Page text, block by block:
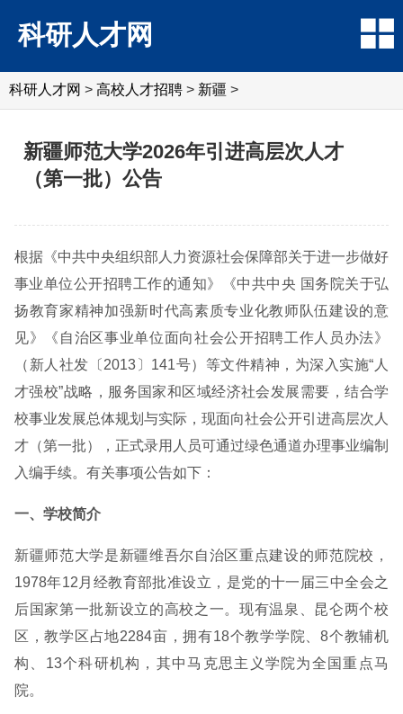
科研人才网
科研人才网 > 高校人才招聘 > 新疆 >
新疆师范大学2026年引进高层次人才
（第一批）公告
根据《中共中央组织部人力资源社会保障部关于进一步做好
事业单位公开招聘工作的通知》《中共中央 国务院关于弘
扬教育家精神加强新时代高素质专业化教师队伍建设的意
见》《自治区事业单位面向社会公开招聘工作人员办法》
（新人社发〔2013〕141号）等文件精神，为深入实施“人
才强校”战略，服务国家和区域经济社会发展需要，结合学
校事业发展总体规划与实际，现面向社会公开引进高层次人
才（第一批），正式录用人员可通过绿色通道办理事业编制
入编手续。有关事项公告如下：
一、学校简介
新疆师范大学是新疆维吾尔自治区重点建设的师范院校，
1978年12月经教育部批准设立，是党的十一届三中全会之
后国家第一批新设立的高校之一。现有温泉、昆仑两个校
区，教学区占地2284亩，拥有18个教学学院、8个教辅机
构、13个科研机构，其中马克思主义学院为全国重点马
院。